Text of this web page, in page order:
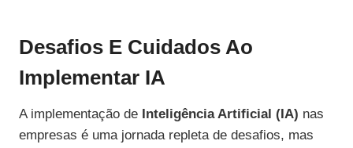
Desafios E Cuidados Ao
Implementar IA
A implementação de Inteligência Artificial (IA) nas
empresas é uma jornada repleta de desafios, mas